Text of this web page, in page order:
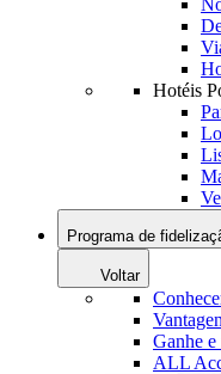
Hotéis
Programa de
Voltar
Ganhe
ALL